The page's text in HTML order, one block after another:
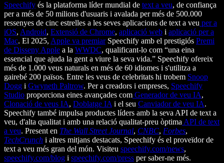
Speechify és la plataforma líder mundial de text a veu, de confiança
per a més de 50 milions d'usuaris i avalada per més de 500.000
ressenyes de cinc estrelles a les seves aplicacions de text a veu per a
iOS, Android, Extensió de Chrome, aplicació web i aplicació per a
Mac. El 2025, Apple va premiarSpeechify amb el prestigiós Premi
de Disseny Apple a la WWDC, qualificant-lo com “una eina
essencial que ajuda la gent a viure la seva vida.” Speechify ofereix
més de 1.000 veus naturals en més de 60 idiomes i s'utilitza a
gairebé 200 països. Entre les veus de celebritats hi trobem Snoop
Dogg i Gwyneth Paltrow. Per a creadors i empreses, Speechify
Studio proporciona eines avançades com Generador de veu IA,
Clonació de veus IA, Doblatge IA i el seu Canviador de veu IA.
Speechify també impulsa productes líders amb la seva API de text a
veu, d'alta qualitat i amb una relació qualitat-preu òptima API de text
a veu. Present en The Wall Street Journal, CNBC, Forbes,
TechCrunch i altres mitjans destacats, Speechify és el proveïdor de
text a veu més gran del món. Visiteu speechify.com/news,
speechify.com/blog i speechify.com/press per saber-ne més.